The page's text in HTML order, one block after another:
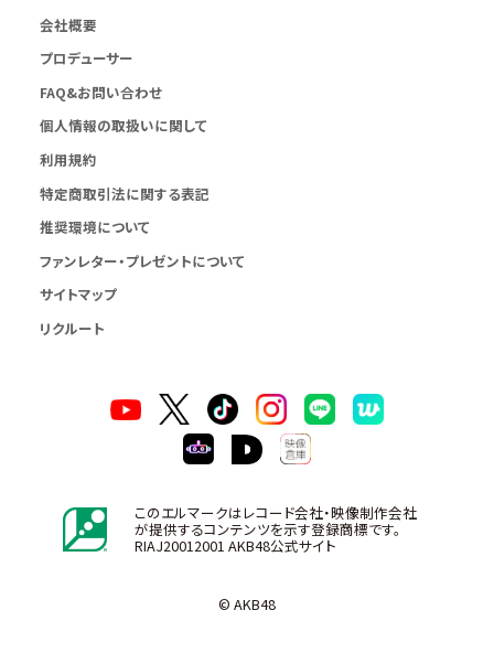
会社概要
プロデューサー
FAQ&お問い合わせ
個人情報の取扱いに関して
利用規約
特定商取引法に関する表記
推奨環境について
ファンレター・プレゼントについて
サイトマップ
リクルート
このエルマークはレコード会社・映像制作会社
が提供するコンテンツを示す登録商標です。
RIAJ20012001 AKB48公式サイト
© AKB48